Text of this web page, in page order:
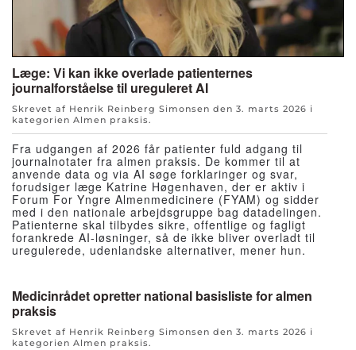
Læge: Vi kan ikke overlade patienternes
journalforståelse til ureguleret AI
Skrevet af Henrik Reinberg Simonsen den 3. marts 2026 i
kategorien Almen praksis.
Fra udgangen af 2026 får patienter fuld adgang til
journalnotater fra almen praksis. De kommer til at
anvende data og via AI søge forklaringer og svar,
forudsiger læge Katrine Høgenhaven, der er aktiv i
Forum For Yngre Almenmedicinere (FYAM) og sidder
med i den nationale arbejdsgruppe bag datadelingen.
Patienterne skal tilbydes sikre, offentlige og fagligt
forankrede AI-løsninger, så de ikke bliver overladt til
uregulerede, udenlandske alternativer, mener hun.
Medicinrådet opretter national basisliste for almen
praksis
Skrevet af Henrik Reinberg Simonsen den 3. marts 2026 i
kategorien Almen praksis.